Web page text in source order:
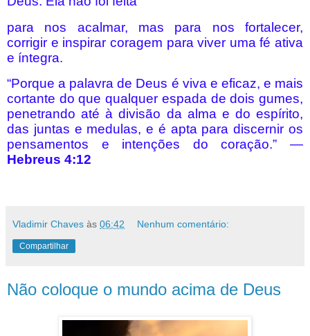
para nos acalmar, mas para nos fortalecer,
corrigir e inspirar coragem para viver uma fé ativa
e íntegra.
“Porque a palavra de Deus é viva e eficaz, e mais
cortante do que qualquer espada de dois gumes,
penetrando até à divisão da alma e do espírito,
das juntas e medulas, e é apta para discernir os
pensamentos e intenções do coração.” —
Hebreus 4:12
Vladimir Chaves às 06:42 Nenhum comentário:
Compartilhar
Não coloque o mundo acima de Deus